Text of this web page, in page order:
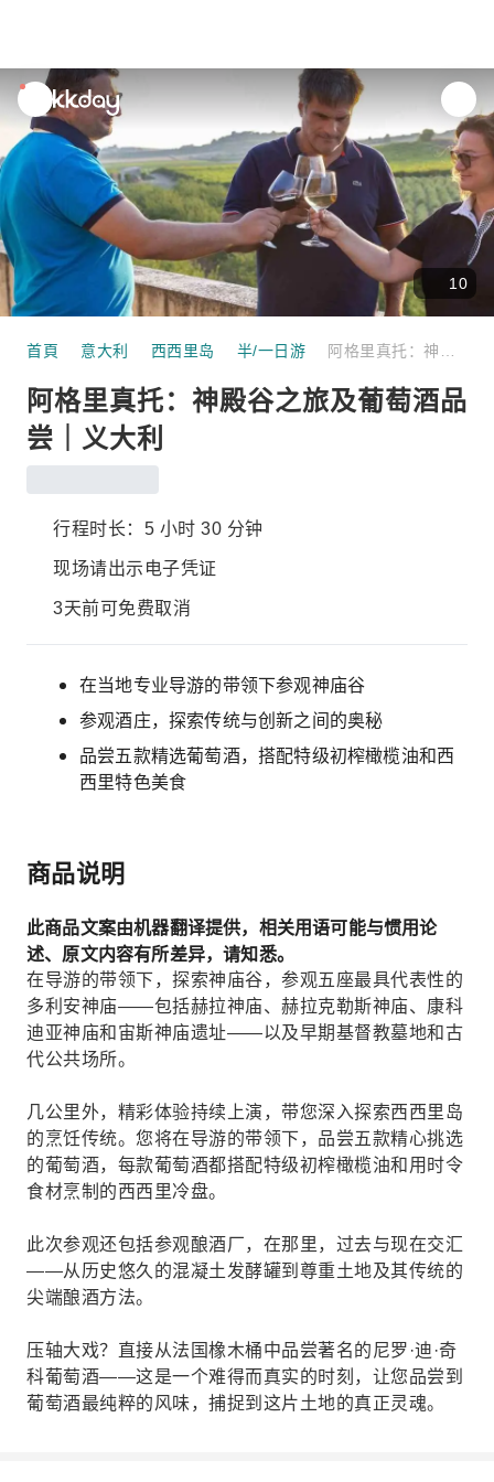
unread
notifications
10
首頁 意大利 西西里岛 半/一日游
阿格里真托：神殿谷之旅及葡萄酒品
尝｜义大利
行程时长：5 小时 30 分钟
现场请出示电子凭证
3天前可免费取消
在当地专业导游的带领下参观神庙谷
参观酒庄，探索传统与创新之间的奥秘
品尝五款精选葡萄酒，搭配特级初榨橄榄油和西
西里特色美食
商品说明
此商品文案由机器翻译提供，相关用语可能与惯用论
述、原文内容有所差异，请知悉。
在导游的带领下，探索神庙谷，参观五座最具代表性的
多利安神庙——包括赫拉神庙、赫拉克勒斯神庙、康科
迪亚神庙和宙斯神庙遗址——以及早期基督教墓地和古
代公共场所。
几公里外，精彩体验持续上演，带您深入探索西西里岛
的烹饪传统。您将在导游的带领下，品尝五款精心挑选
的葡萄酒，每款葡萄酒都搭配特级初榨橄榄油和用时令
食材烹制的西西里冷盘。
此次参观还包括参观酿酒厂，在那里，过去与现在交汇
——从历史悠久的混凝土发酵罐到尊重土地及其传统的
尖端酿酒方法。
压轴大戏？直接从法国橡木桶中品尝著名的尼罗·迪·奇
科葡萄酒——这是一个难得而真实的时刻，让您品尝到
葡萄酒最纯粹的风味，捕捉到这片土地的真正灵魂。